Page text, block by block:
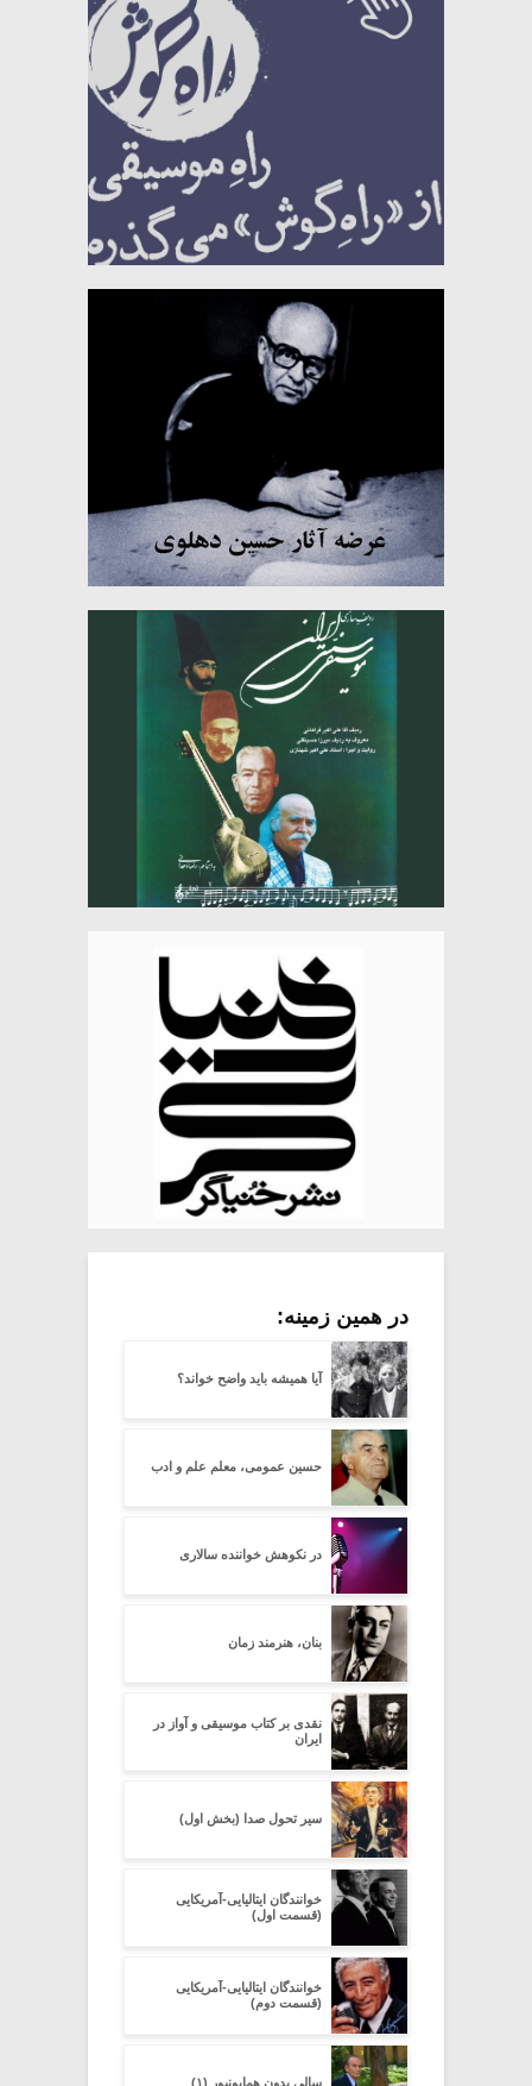
در همین زمینه:
آیا همیشه باید واضح خواند؟
حسین عمومی، معلم علم و ادب
در نکوهش خواننده سالاری
بنان، هنرمند زمان
نقدی بر کتاب موسیقی و آواز در
ایران
سیر تحول صدا (بخش اول)
خوانندگان ایتالیایی-آمریکایی
(قسمت اول)
خوانندگان ایتالیایی-آمریکایی
(قسمت دوم)
سالی بدون همایون­پور (۱)